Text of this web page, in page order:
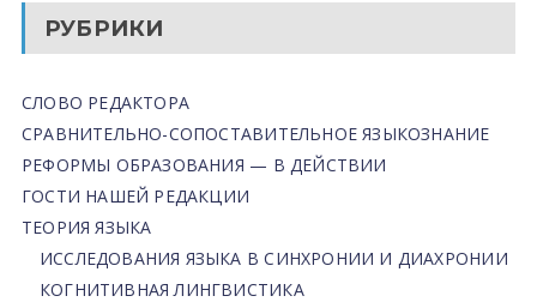
РУБРИКИ
СЛОВО РЕДАКТОРА
СРАВНИТЕЛЬНО-СОПОСТАВИТЕЛЬНОЕ ЯЗЫКОЗНАНИЕ
РЕФОРМЫ ОБРАЗОВАНИЯ — В ДЕЙСТВИИ
ГОСТИ НАШЕЙ РЕДАКЦИИ
ТЕОРИЯ ЯЗЫКА
ИССЛЕДОВАНИЯ ЯЗЫКА В СИНХРОНИИ И ДИАХРОНИИ
КОГНИТИВНАЯ ЛИНГВИСТИКА